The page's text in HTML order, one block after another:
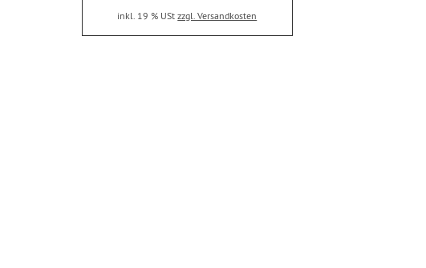
inkl. 19 % UStzzgl. Versandkosten